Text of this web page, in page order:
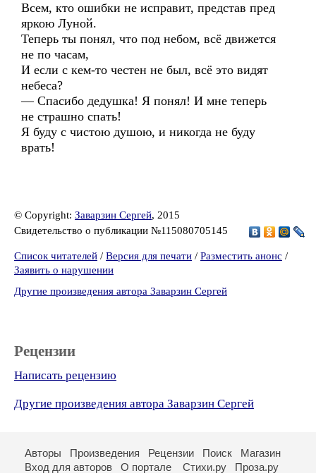
Всем, кто ошибки не исправит, представ пред
яркою Луной.
Теперь ты понял, что под небом, всё движется
не по часам,
И если с кем-то честен не был, всё это видят
небеса?
— Спасибо дедушка! Я понял! И мне теперь
не страшно спать!
Я буду с чистою душою, и никогда не буду
врать!
© Copyright: Заварзин Сергей, 2015
Свидетельство о публикации №115080705145
Список читателей / Версия для печати / Разместить анонс /
Заявить о нарушении
Другие произведения автора Заварзин Сергей
Рецензии
Написать рецензию
Другие произведения автора Заварзин Сергей
Авторы Произведения Рецензии Поиск
Магазин
Вход для авторов
О портале Стихи.ру Проза.ру